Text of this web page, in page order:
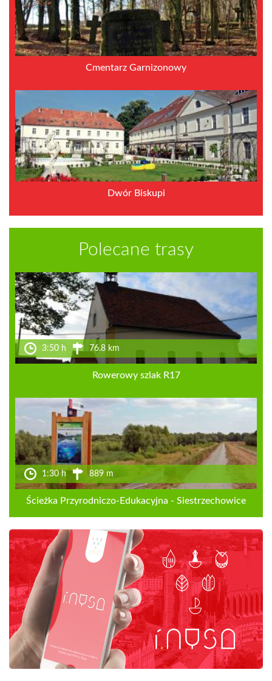
Cmentarz Garnizonowy
Dwór Biskupi
Polecane trasy
3:50 h 76.8 km
Rowerowy szlak R17
1:30 h 889 m
Ścieżka Przyrodniczo-Edukacyjna - Siestrzechowice